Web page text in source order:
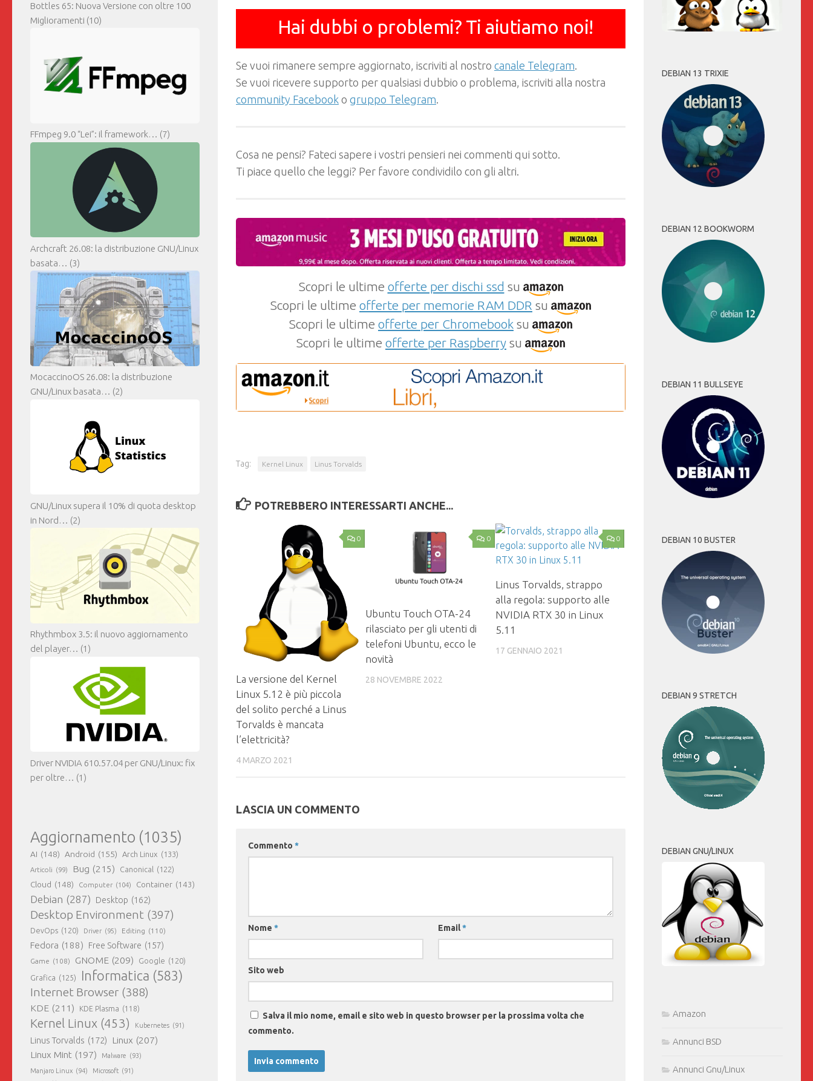
Hai dubbi o problemi? Ti aiutiamo noi!
Se vuoi rimanere sempre aggiornato, iscriviti al nostro canale Telegram.
Se vuoi ricevere supporto per qualsiasi dubbio o problema, iscriviti alla nostra
community Facebook o gruppo Telegram.
Cosa ne pensi? Fateci sapere i vostri pensieri nei commenti qui sotto.
Ti piace quello che leggi? Per favore condividilo con gli altri.
Scopri le ultime offerte per dischi ssd su
Scopri le ultime offerte per memorie RAM DDR su
Scopri le ultime offerte per Chromebook su
Scopri le ultime offerte per Raspberry su
Tag: Kernel Linux Linus Torvalds
POTREBBERO INTERESSARTI ANCHE...
0
La versione del Kernel
Linux 5.12 è più piccola
del solito perché a Linus
Torvalds è mancata
l’elettricità?
4 MARZO 2021
0
Ubuntu Touch OTA-24
rilasciato per gli utenti di
telefoni Ubuntu, ecco le
novità
28 NOVEMBRE 2022
0
Linus Torvalds, strappo
alla regola: supporto alle
NVIDIA RTX 30 in Linux
5.11
17 GENNAIO 2021
LASCIA UN COMMENTO
Commento *
Nome * Email*
Sito web
Salva il mio nome, email e sito web in questo browser per la prossima volta che
commento.
Bottles 65: Nuova Versione con oltre 100
Miglioramenti (10)
FFmpeg 9.0 “Lei”: il framework… (7)
Archcraft 26.08: la distribuzione GNU/Linux
basata… (3)
MocaccinoOS 26.08: la distribuzione
GNU/Linux basata… (2)
GNU/Linux supera il 10% di quota desktop
in Nord… (2)
Rhythmbox 3.5: il nuovo aggiornamento
del player… (1)
Driver NVIDIA 610.57.04 per GNU/Linux: fix
per oltre… (1)
Aggiornamento (1035)
AI (148) Android (155) Arch Linux (133)
Articoli (99) Bug (215) Canonical (122)
Cloud (148) Computer (104) Container (143)
Debian (287) Desktop (162)
Desktop Environment (397)
DevOps (120) Driver (95) Editing (110)
Fedora (188) Free Software (157)
Game (108) GNOME (209) Google (120)
Grafica (125) Informatica (583)
Internet Browser (388)
KDE (211) KDE Plasma (118)
Kernel Linux (453) Kubernetes (91)
Linus Torvalds (172) Linux (207)
Linux Mint (197) Malware (93)
Manjaro Linux (94) Microsoft (91)
DEBIAN 13 TRIXIE
DEBIAN 12 BOOKWORM
DEBIAN 11 BULLSEYE
DEBIAN 10 BUSTER
DEBIAN 9 STRETCH
DEBIAN GNU/LINUX
Amazon
Annunci BSD
Annunci Gnu/Linux